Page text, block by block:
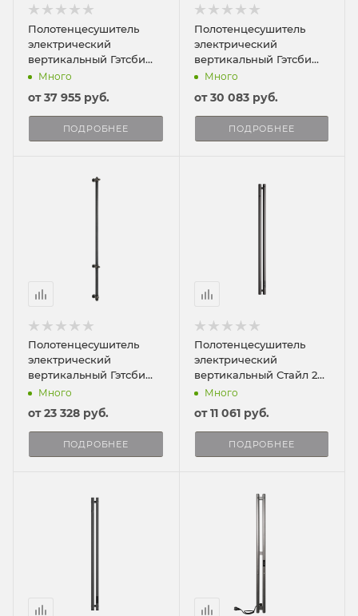
Полотенцесушитель
электрический
вертикальный Гэтсби
120/16
Много
от37 955 руб.
ПОДРОБНЕЕ
Полотенцесушитель
электрический
вертикальный Гэтсби
120/10
Много
от30 083 руб.
ПОДРОБНЕЕ
Полотенцесушитель
электрический
вертикальный Гэтсби
120/4
Много
от23 328 руб.
ПОДРОБНЕЕ
Полотенцесушитель
электрический
вертикальный Стайл 2
120/8
Много
от11 061 руб.
ПОДРОБНЕЕ